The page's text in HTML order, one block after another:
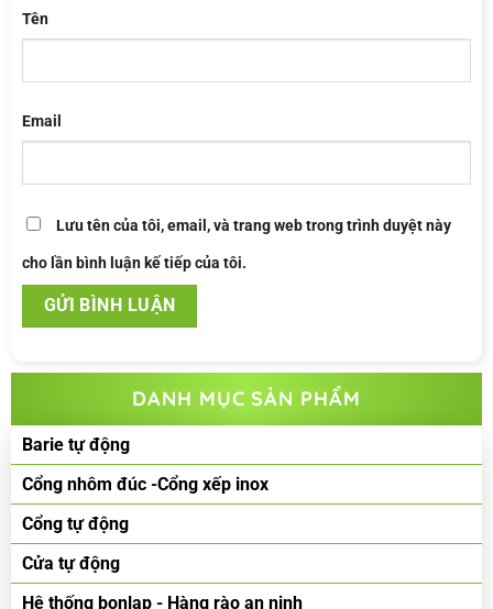
Tên
Email
Lưu tên của tôi, email, và trang web trong trình duyệt này
cho lần bình luận kế tiếp của tôi.
DANH MỤC SẢN PHẨM
Barie tự động
Cổng nhôm đúc -Cổng xếp inox
Cổng tự động
Cửa tự động
Hệ thống bonlap - Hàng rào an ninh